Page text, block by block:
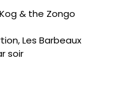
& the Zongo
Les Barbeaux
soir